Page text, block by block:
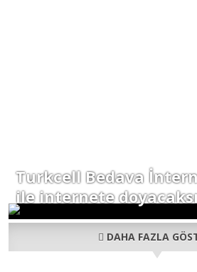
Turkcell Bedava
ile internete
DAHA FAZLA